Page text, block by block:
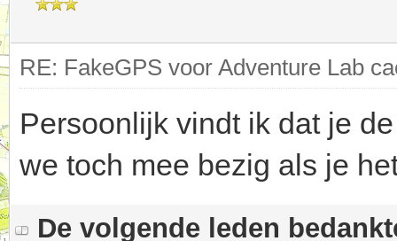
RE: FakeGPS voor Adventure Lab
Persoonlijk vindt ik dat je
we toch mee bezig als je
De volgende leden